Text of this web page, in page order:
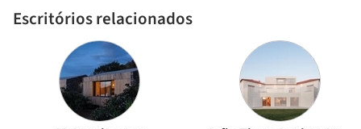
Escritórios relacionados